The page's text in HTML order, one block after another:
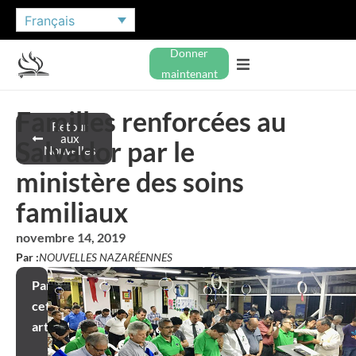
Français
Donner
maintenant
Retour
aux
Nouvelles
Familles renforcées au
Salvador par le
ministère des soins
familiaux
novembre 14, 2019
Par :NOUVELLES NAZARÉENNES
Partager
cet
article